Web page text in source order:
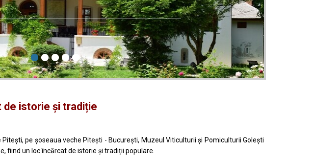
de istorie și tradiție
pe șoseaua veche Pitești - București, Muzeul Viticulturii și Pomiculturii Golești
fiind un loc încărcat de istorie și tradiții populare.